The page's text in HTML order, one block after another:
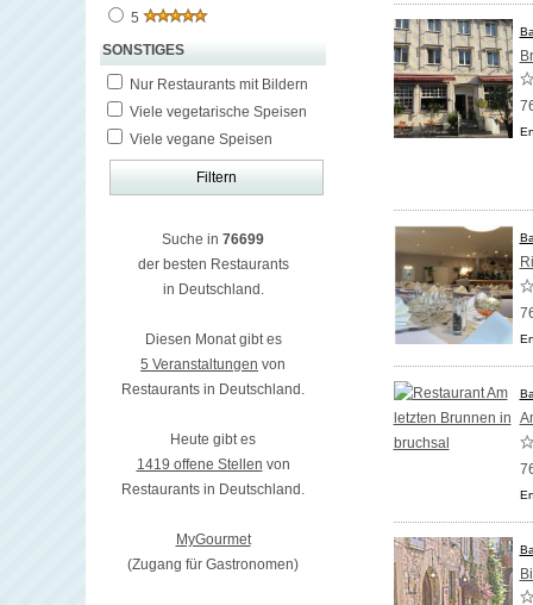
5
SONSTIGES
Nur Restaurants mit Bildern
Viele vegetarische Speisen
Viele vegane Speisen
Suche in 76699
der besten Restaurants
in Deutschland.
Diesen Monat gibt es
5 Veranstaltungen von
Restaurants in Deutschland.
Heute gibt es
1419 offene Stellen von
Restaurants in Deutschland.
MyGourmet
(Zugang für Gastronomen)